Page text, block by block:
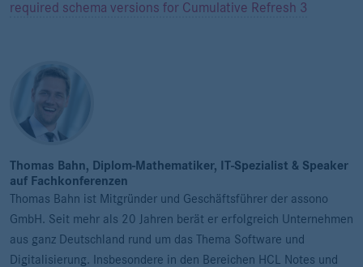
required schema versions for Cumulative Refresh 3
Thomas Bahn, Diplom-Mathematiker, IT-Spezialist & Speaker
auf Fachkonferenzen
Thomas Bahn ist Mitgründer und Geschäftsführer der assono
GmbH. Seit mehr als 20 Jahren berät er erfolgreich Unternehmen
aus ganz Deutschland rund um das Thema Software und
Digitalisierung. Insbesondere in den Bereichen HCL Notes und